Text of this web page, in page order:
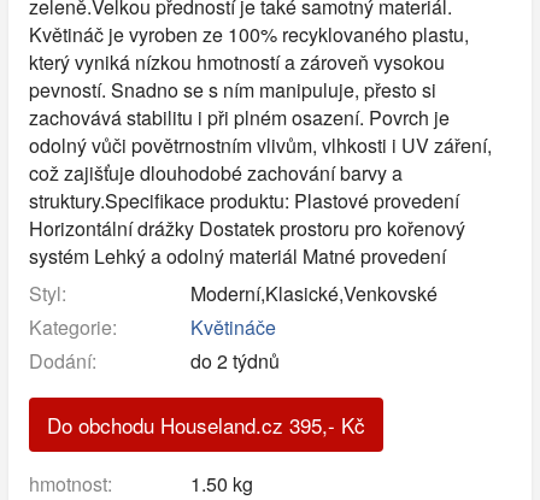
zeleně.Velkou předností je také samotný materiál.
Květináč je vyroben ze 100% recyklovaného plastu,
který vyniká nízkou hmotností a zároveň vysokou
pevností. Snadno se s ním manipuluje, přesto si
zachovává stabilitu i při plném osazení. Povrch je
odolný vůči povětrnostním vlivům, vlhkosti i UV záření,
což zajišťuje dlouhodobé zachování barvy a
struktury.Specifikace produktu: Plastové provedení
Horizontální drážky Dostatek prostoru pro kořenový
systém Lehký a odolný materiál Matné provedení
Styl:
Moderní,Klasické,Venkovské
Kategorie:
Květináče
Dodání:
do 2 týdnů
Do obchodu Houseland.cz 395,- Kč
hmotnost:
1.50 kg